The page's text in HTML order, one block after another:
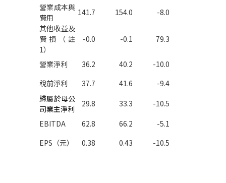
營業成本與
費用
141.7 154.0
-8.0
其他收益及
費損（註
1）
-0.0 -0.1 79.3
營業淨利 36.2 40.2
-10.0
稅前淨利
37.7 41.6
-9.4
歸屬於母公
司業主淨利
29.8 33.3
-10.5
EBITDA
62.8 66.2
-5.1
EPS （元） 0.38 0.43 -10.5